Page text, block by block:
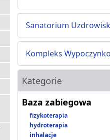
Sanatorium
Kompleks
Kategorie
Baza zabiegowa
fizykoterapia
hydroterapia
inhalacje